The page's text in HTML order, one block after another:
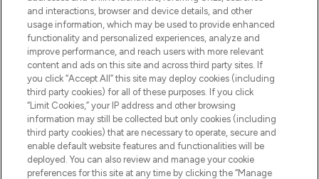
Cookie-toestemming
Do Not Sell or Share My Personal
Information
HELP & INFORMATIE
BEDRIJFSINFORMATIE
OVER LOOKFANTASTIC
and interactions, browser and device details, and other
usage information, which may be used to provide enhanced
functionality and personalized experiences, analyze and
improve performance, and reach users with more relevant
content and ads on this site and across third party sites. If
you click “Accept All” this site may deploy cookies (including
third party cookies) for all of these purposes. If you click
“Limit Cookies,” your IP address and other browsing
information may still be collected but only cookies (including
third party cookies) that are necessary to operate, secure and
enable default website features and functionalities will be
deployed. You can also review and manage your cookie
preferences for this site at any time by clicking the “Manage